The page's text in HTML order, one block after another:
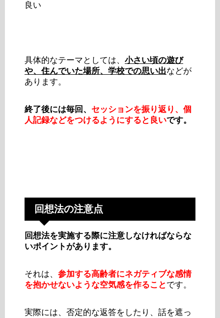
良い
具体的なテーマとしては、 小さい頃の遊び
や、住んでいた場所、学校での思い出などが
あります。
終了後には毎回、 セッションを振り返り、個
人記録などをつけるようにすると良いです。
回想法の注意点
回想法を実施する際に注意しなければならな
いポイントがあります。
それは、 参加する高齢者にネガティブな感情
を抱かせないような空気感を作ることです。
実際には、否定的な返答をしたり、話を遮っ